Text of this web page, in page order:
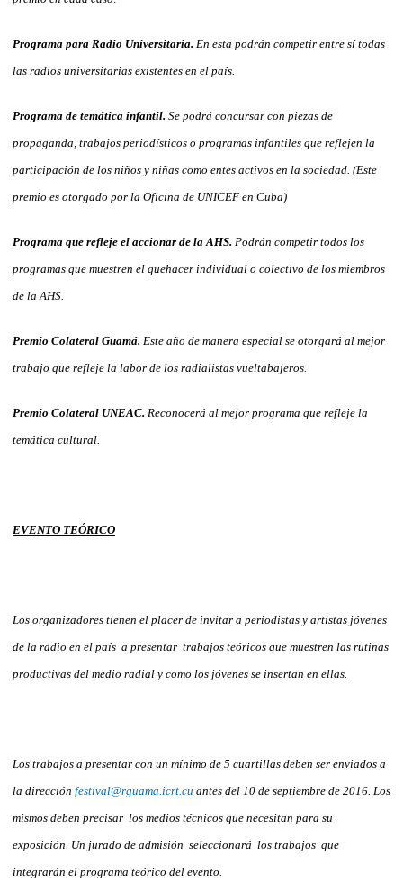
Programa para Radio Universitaria. En esta podrán competir entre sí todas
las radios universitarias existentes en el país.
Programa de temática infantil. Se podrá concursar con piezas de
propaganda, trabajos periodísticos o programas infantiles que reflejen la
participación de los niños y niñas como entes activos en la sociedad. (Este
premio es otorgado por la Oficina de UNICEF en Cuba)
Programa que refleje el accionar de la AHS. Podrán competir todos los
programas que muestren el quehacer individual o colectivo de los miembros
de la AHS.
Premio Colateral Guamá. Este año de manera especial se otorgará al mejor
trabajo que refleje la labor de los radialistas vueltabajeros.
Premio Colateral UNEAC. Reconocerá al mejor programa que refleje la
temática cultural.
EVENTO TEÓRICO
Los organizadores tienen el placer de invitar a periodistas y artistas jóvenes
de la radio en el país a presentar trabajos teóricos que muestren las rutinas
productivas del medio radial y como los jóvenes se insertan en ellas.
Los trabajos a presentar con un mínimo de 5 cuartillas deben ser enviados a
la dirección festival@rguama.icrt.cu antes del 10 de septiembre de 2016. Los
mismos deben precisar los medios técnicos que necesitan para su
exposición. Un jurado de admisión seleccionará los trabajos que
integrarán el programa teórico del evento.